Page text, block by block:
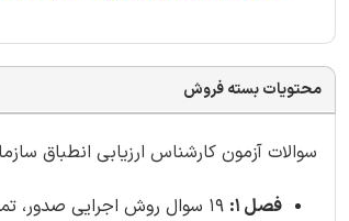
محتویات بسته فروش
سوالات آزمون کارشناس ارزیابی انطباق سازمان
فصل 1:
19 سوال روش اجرایی صدور،